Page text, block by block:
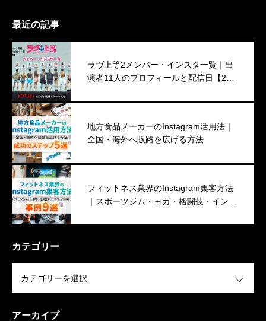
最近の記事
ラヴ上等2メンバー・インスタ一覧｜出
演者11人のプロフィールと配信日【202
地方食品メーカーのInstagram活用法｜
全国・海外へ販路を広げる方法
フィットネス業界のInstagram集客方法
｜スポーツジム・ヨガ・格闘技・インド
カテゴリー
アーカイブ